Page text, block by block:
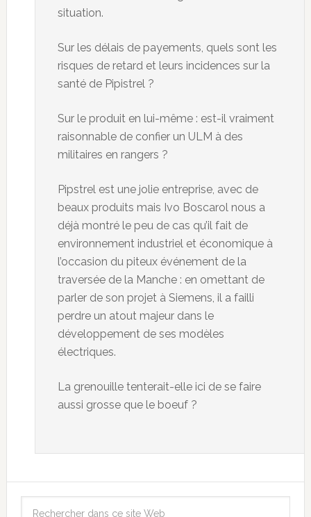
situation.
Sur les délais de payements, quels sont les
risques de retard et leurs incidences sur la
santé de Pipistrel ?
Sur le produit en lui-même : est-il vraiment
raisonnable de confier un ULM à des
militaires en rangers ?
Pipstrel est une jolie entreprise, avec de
beaux produits mais Ivo Boscarol nous a
déjà montré le peu de cas qu’il fait de
environnement industriel et économique à
l’occasion du piteux événement de la
traversée de la Manche : en omettant de
parler de son projet à Siemens, il a failli
perdre un atout majeur dans le
développement de ses modèles
électriques.
La grenouille tenterait-elle ici de se faire
aussi grosse que le boeuf ?